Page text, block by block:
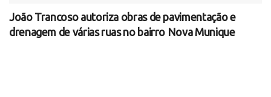
João Trancoso autoriza obras de pavimentação e
drenagem de várias ruas no bairro Nova Munique